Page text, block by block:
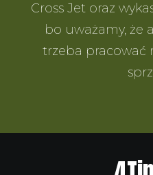
Cross Jet oraz
bo uważamy, że
trzeba pracować